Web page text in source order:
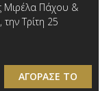
Μιρέλα Πάχου &
Τρίτη 25
ΑΓΟΡΑΣΕ ΤΟ